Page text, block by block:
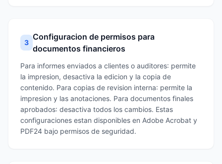
3
Configuracion de permisos para
documentos financieros
Para informes enviados a clientes o auditores: permite
la impresion, desactiva la edicion y la copia de
contenido. Para copias de revision interna: permite la
impresion y las anotaciones. Para documentos finales
aprobados: desactiva todos los cambios. Estas
configuraciones estan disponibles en Adobe Acrobat y
PDF24 bajo permisos de seguridad.